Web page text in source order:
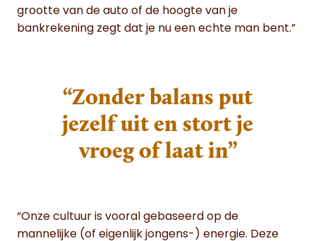
grootte van de auto of de hoogte van je
bankrekening zegt dat je nu een echte man bent.”
“Zonder balans put
jezelf uit en stort je
vroeg of laat in”
“Onze cultuur is vooral gebaseerd op de
mannelijke (of eigenlijk jongens-) energie. Deze